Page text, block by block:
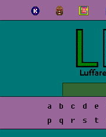
a b c d e
p
q r s t